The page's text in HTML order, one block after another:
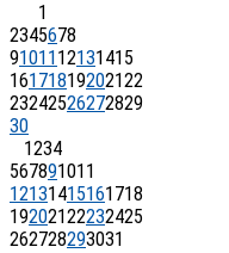
1
2345678
91011 12131415
16171819202122
23242526272829
30
1234
567891011
12131415161718
19202122232425
262728293031